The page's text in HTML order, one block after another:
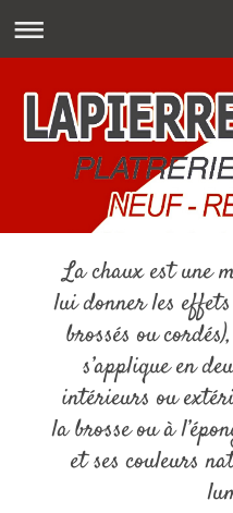
La chaux est une
lui donner les
brossés ou
s’applique en
intérieurs ou
la brosse ou à
et ses couleurs